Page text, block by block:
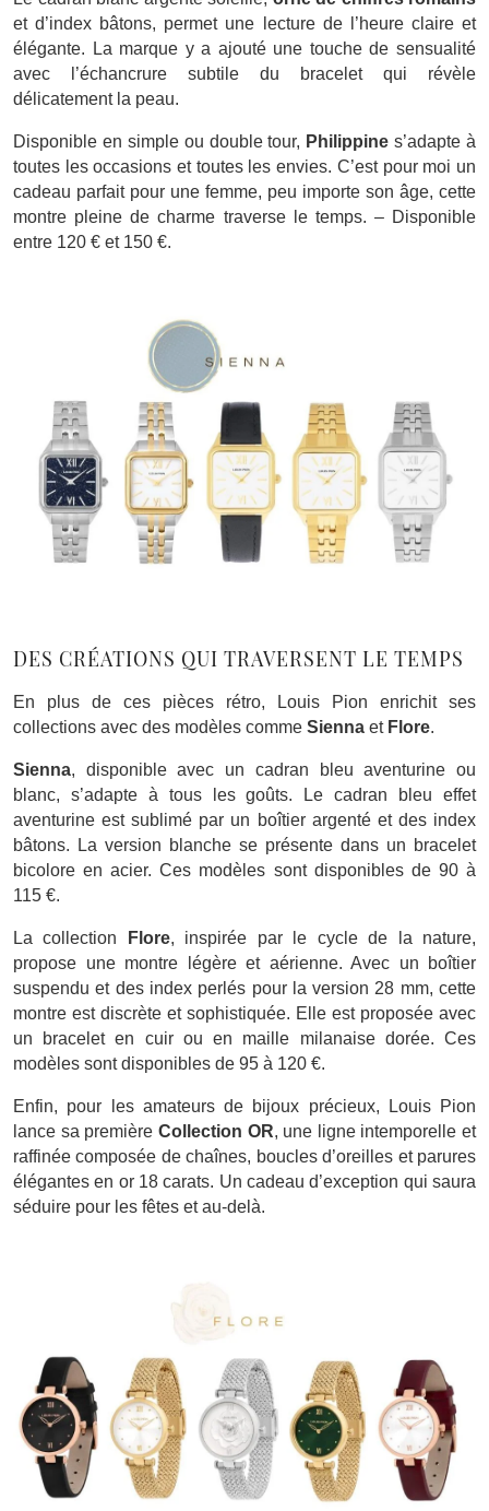
et d’index bâtons, permet une lecture de l’heure claire et
élégante. La marque y a ajouté une touche de sensualité
avec l’échancrure subtile du bracelet qui révèle
délicatement la peau.
Disponible en simple ou double tour, Philippine s’adapte à
toutes les occasions et toutes les envies. C’est pour moi un
cadeau parfait pour une femme, peu importe son âge, cette
montre pleine de charme traverse le temps. – Disponible
entre 120 € et 150 €.
DES CRÉATIONS QUI TRAVERSENT LE TEMPS
En plus de ces pièces rétro, Louis Pion enrichit ses
collections avec des modèles comme Sienna et Flore.
Sienna, disponible avec un cadran bleu aventurine ou
blanc, s’adapte à tous les goûts. Le cadran bleu effet
aventurine est sublimé par un boîtier argenté et des index
bâtons. La version blanche se présente dans un bracelet
bicolore en acier. Ces modèles sont disponibles de 90 à
115 €.
La collection Flore, inspirée par le cycle de la nature,
propose une montre légère et aérienne. Avec un boîtier
suspendu et des index perlés pour la version 28 mm, cette
montre est discrète et sophistiquée. Elle est proposée avec
un bracelet en cuir ou en maille milanaise dorée. Ces
modèles sont disponibles de 95 à 120 €.
Enfin, pour les amateurs de bijoux précieux, Louis Pion
lance sa première Collection OR, une ligne intemporelle et
raffinée composée de chaînes, boucles d’oreilles et parures
élégantes en or 18 carats. Un cadeau d’exception qui saura
séduire pour les fêtes et au-delà.